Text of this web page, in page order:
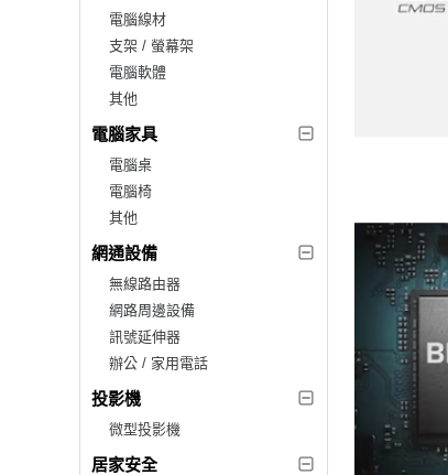
電腦線材
支架 / 螢幕架
電腦軟體
其他
電腦家具
電腦桌
電腦椅
其他
網通設備
無線路由器
網路周邊設備
訊號延伸器
辦公 / 家用電話
投影機
微型投影機
居家安全